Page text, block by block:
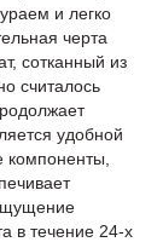
и легко
черта
сотканный из
считалось
удобной
компоненты,
в течение 24-х